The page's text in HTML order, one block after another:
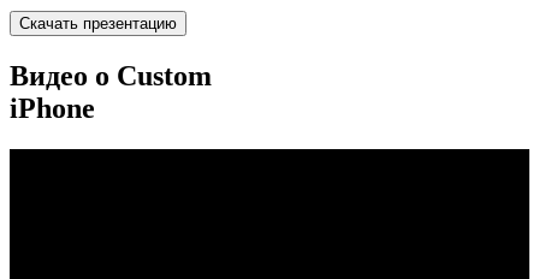
Скачать презентацию
Видео о Custom
iPhone